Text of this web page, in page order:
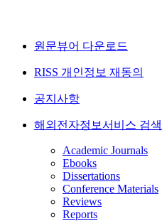
원문뷰어 다운로드
RISS 개인정보 재동의
공지사항
해외전자정보서비스 검색
Academic Journals
Ebooks
Dissertations
Conference Materials
Reviews
Reports